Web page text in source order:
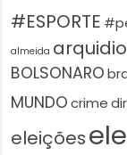
#ESPORTE
almeida
BOLSONARO
MUNDO crime
eleições